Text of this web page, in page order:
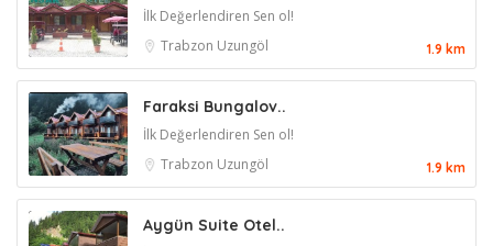
İlk Değerlendiren Sen ol!
Trabzon Uzungöl 1.9 km
Faraksi Bungalov..
İlk Değerlendiren Sen ol!
Trabzon Uzungöl 1.9 km
Aygün Suite Otel..